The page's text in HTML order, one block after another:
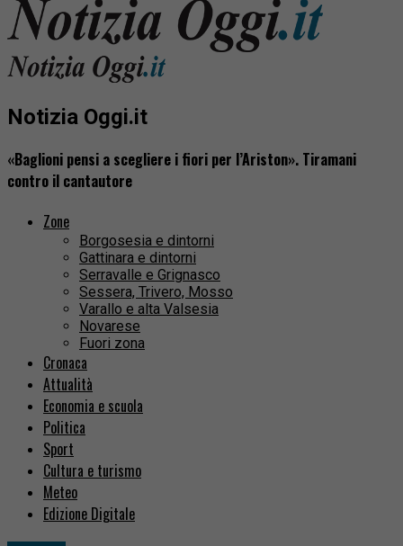
Notizia Oggi.it
«Baglioni pensi a scegliere i fiori per l’Ariston». Tiramani
contro il cantautore
Zone
Borgosesia e dintorni
Gattinara e dintorni
Serravalle e Grignasco
Sessera, Trivero, Mosso
Varallo e alta Valsesia
Novarese
Fuori zona
Cronaca
Attualità
Economia e scuola
Politica
Sport
Cultura e turismo
Meteo
Edizione Digitale